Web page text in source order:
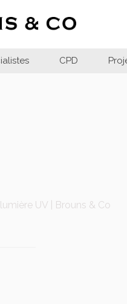
CPD
UV | Brouns & Co